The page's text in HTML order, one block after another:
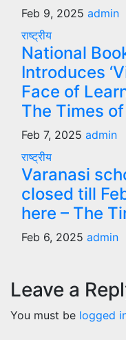
Feb 9, 2025 admin
राष्ट्रीय
National
Introduces
Face of
The Times
Feb 7, 2025 admin
राष्ट्रीय
Varanasi
closed till
here – The
Feb 6, 2025 admin
Leave a
You must be logged